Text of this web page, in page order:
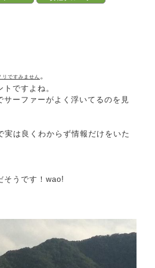
リですみません 。
ですよね。
ーファーがよく浮いてるのを見
は良くわからず情報だけをいた
そうです！wao!